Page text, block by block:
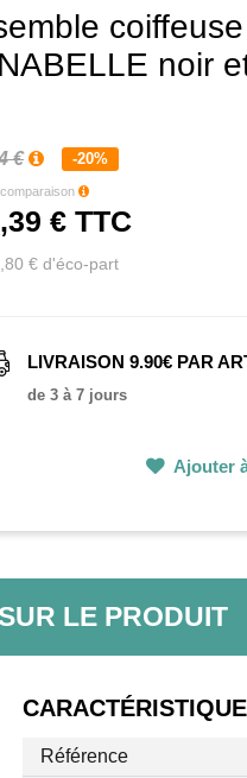
noir
€ -20%
comparaison
€ TTC
€ d'éco-part
LIVRAISON 9.90€ PAR
de 3 à 7 jours
Ajouter
LE PRODUIT
Référence